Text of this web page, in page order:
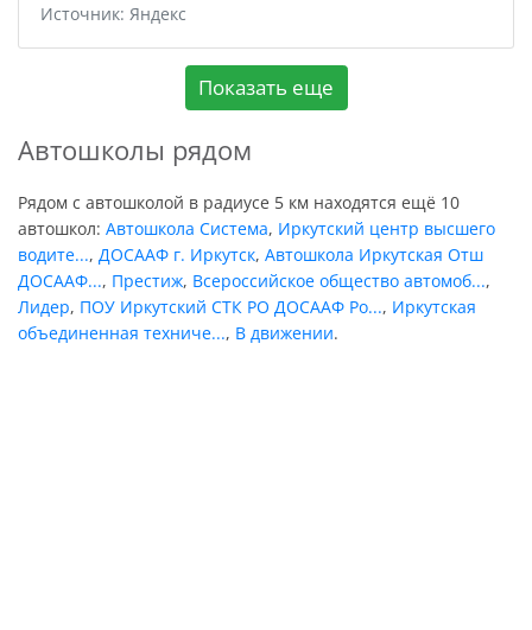
Источник: Яндекс
Показать еще
Автошколы рядом
Рядом с автошколой в радиусе 5 км находятся ещё 10
автошкол: Автошкола Система, Иркутский центр высшего
водите..., ДОСААФ г. Иркутск, Автошкола Иркутская Отш
ДОСААФ..., Престиж, Всероссийское общество автомоб...,
Лидер, ПОУ Иркутский СТК РО ДОСААФ Ро..., Иркутская
объединенная техниче..., В движении.